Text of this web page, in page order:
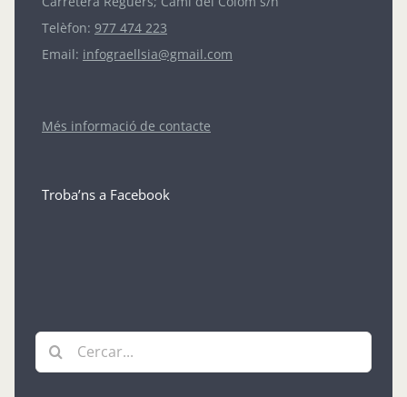
Telèfon: 977 474 223
Email: infograellsia@gmail.com
Més informació de contacte
Troba’ns a Facebook
Cerca
…